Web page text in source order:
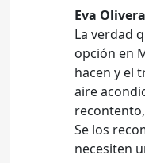
Eva Olivera
La verdad
opción en
hacen y el
aire
Se los
necesiten